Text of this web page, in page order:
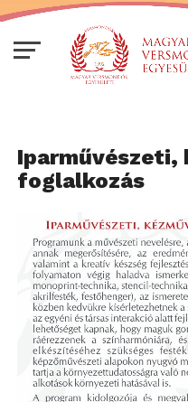
Iparművészeti,
foglalkozás